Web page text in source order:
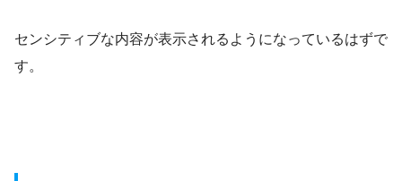
センシティブな内容が表示されるようになっているはずで
す。